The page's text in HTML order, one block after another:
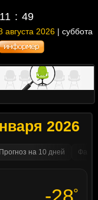
11 49
августа 2026 | суббота
2026
Прогноз на 10 дней
°